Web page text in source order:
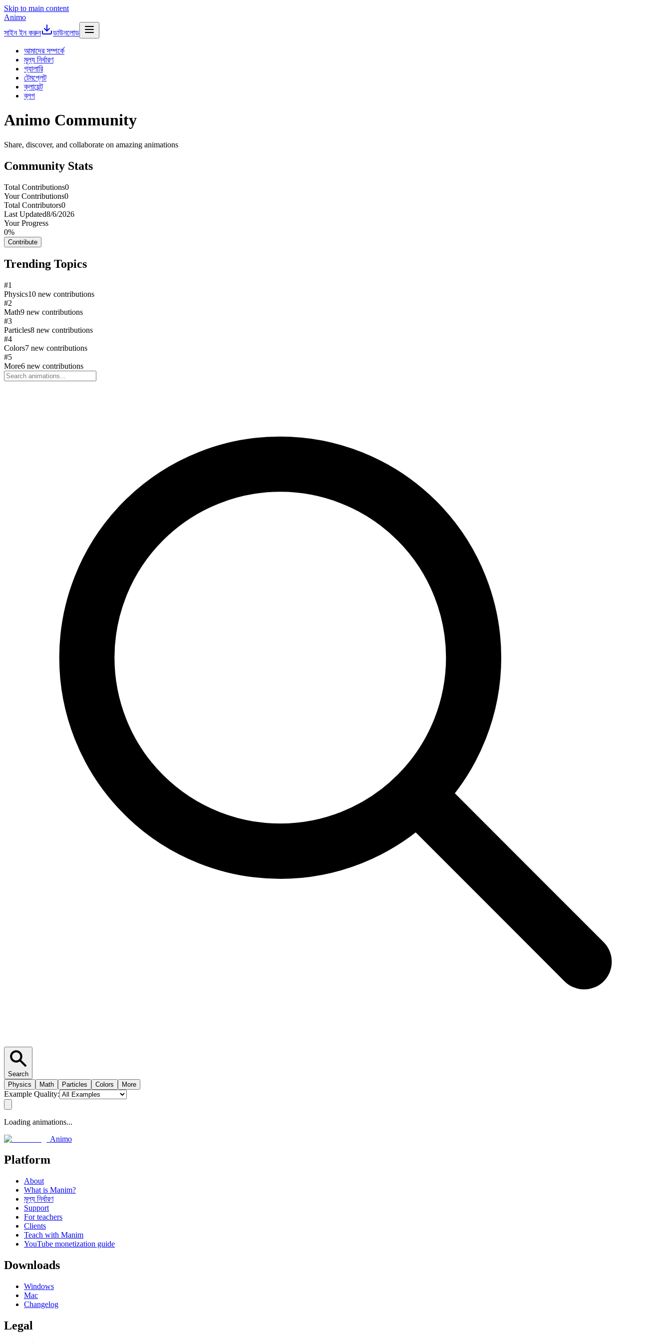
Skip to main content
Animo
সাইন ইন করুন
ডাউনলোড
আমাদের সম্পর্কে
মূল্য নির্ধারণ
গ্যালারি
টেমপ্লেট
ক্লায়েন্ট
ব্লগ
Animo Community
Share, discover, and collaborate on amazing animations
Community Stats
Total Contributions0
Your Contributions0
Total Contributors0
Last Updated8/6/2026
Your Progress
0%
Contribute
Trending Topics
#1
Physics10 new contributions
#2
Math9 new contributions
#3
Particles8 new contributions
#4
Colors7 new contributions
#5
More6 new contributions
Search
Physics
Math Particles Colors More
Example Quality:
Loading animations...
Animo
Platform
About
What is Manim?
মূল্য নির্ধারণ
Support
For teachers
Clients
Teach with Manim
YouTube monetization guide
Downloads
Windows
Mac
Changelog
Legal